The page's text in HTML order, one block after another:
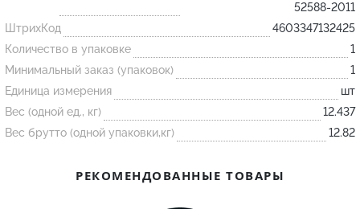
Трубка
Стержень
Пробка
Подставка
Лодочка
Контакт
52588-2011
ШтрихКод
4603347132425
Количество в упаковке
1
Минимальный заказ (упаковок)
1
Единица измерения
шт
Вес (одной ед., кг)
12.437
Вес брутто (одной упаковки,кг)
12.82
РЕКОМЕНДОВАННЫЕ ТОВАРЫ